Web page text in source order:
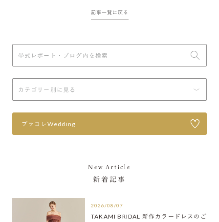
記事一覧に戻る
プラコレWedding
New Article
新着記事
2026/08/07
TAKAMI BRIDAL 新作カラードレスのご